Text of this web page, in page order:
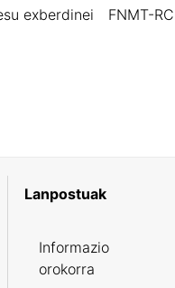
exberdinei
FNMT-
Lanpostuak
Informazio
orokorra